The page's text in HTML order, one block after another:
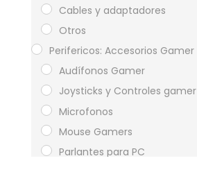
Cables y adaptadores
Otros
Perifericos: Accesorios Gamer
Audífonos Gamer
Joysticks y Controles gamer
Microfonos
Mouse Gamers
Parlantes para PC